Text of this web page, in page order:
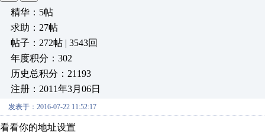
精华：5帖
求助：27帖
帖子：272帖 | 3543回
年度积分：302
历史总积分：21193
注册：2011年3月06日
发表于：2016-07-22 11:52:17
看看你的地址设置